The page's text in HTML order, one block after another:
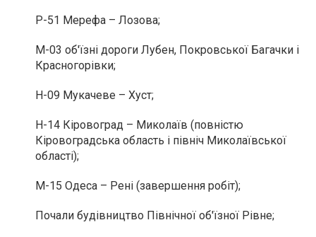
Р-51 Мерефа – Лозова;
М-03 об'їзні дороги Лубен, Покровської Багачки і
Красногорівки;
Н-09 Мукачеве – Хуст;
Н-14 Кіровоград – Миколаїв (повністю
Кіровоградська область і північ Миколаївської
області);
М-15 Одеса – Рені (завершення робіт);
Почали будівництво Північної об'їзної Рівне;